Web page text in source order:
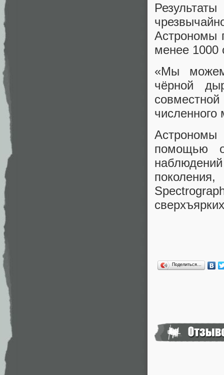
Астрономы
менее 1000
«Мы можем
чёрной
Астрономы
помощью
Поделиться…